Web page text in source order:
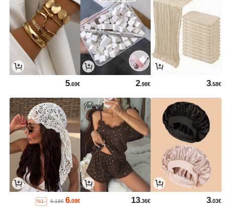
3.58€
2.98€
5.69€
3.03€
13.36€
6.08€
6.18€
%1-